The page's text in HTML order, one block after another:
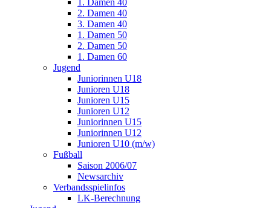
2. Damen 40
3. Damen 40
1. Damen 50
2. Damen 50
1. Damen 60
Jugend
Juniorinnen U18
Junioren U18
Junioren U15
Junioren U12
Juniorinnen U15
Juniorinnen U12
Junioren U10 (m/w)
Fußball
Saison 2006/07
Newsarchiv
Verbandsspielinfos
LK-Berechnung